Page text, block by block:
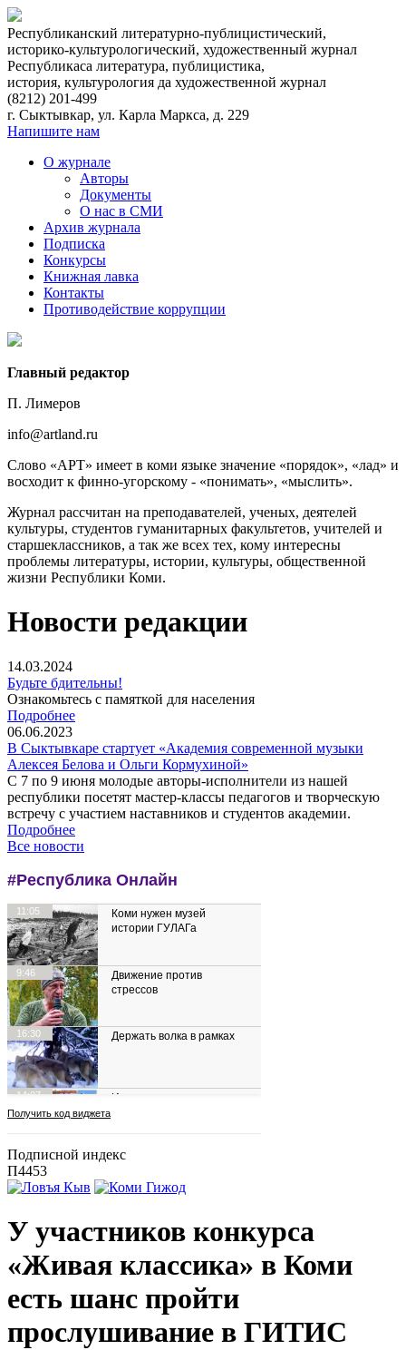
Республиканский литературно-публицистический,
историко-культурологический, художественный журнал
Республикаса литература, публицистика,
история, культурология да художественнoй журнал
(8212) 201-499
г. Сыктывкар, ул. Карла Маркса, д. 229
Напишите нам
О журнале
Авторы
Документы
О нас в СМИ
Архив журнала
Подписка
Конкурсы
Книжная лавка
Контакты
Противодействие коррупции
Главный редактор
П. Лимеров
info@artland.ru
Слово «АРТ» имеет в коми языке значение «порядок», «лад» и
восходит к финно-угорскому - «понимать», «мыслить».
Журнал рассчитан на преподавателей, ученых, деятелей
культуры, студентов гуманитарных факультетов, учителей и
старшеклассников, а так же всех тех, кому интересны
проблемы литературы, истории, культуры, общественной
жизни Республики Коми.
Новости редакции
14.03.2024
Будьте бдительны!
Ознакомьтесь с памяткой для населения
Подробнее
06.06.2023
В Сыктывкаре стартует «Академия современной музыки
Алексея Белова и Ольги Кормухиной»
С 7 по 9 июня молодые авторы-исполнители из нашей
республики посетят мастер-классы педагогов и творческую
встречу с участием наставников и студентов академии.
Подробнее
Все новости
Подписной индекс
П4453
У участников конкурса
«Живая классика» в Коми
есть шанс пройти
прослушивание в ГИТИС